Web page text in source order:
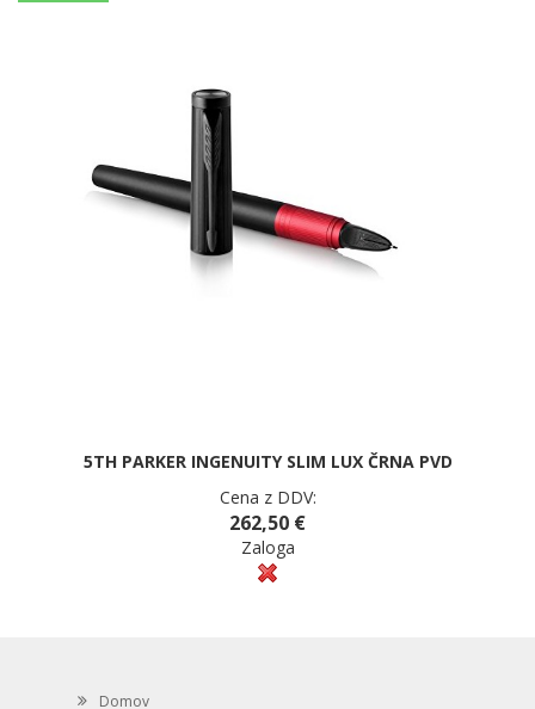
5TH PARKER INGENUITY SLIM LUX ČRNA PVD
Cena z DDV:
262,50 €
Zaloga
Domov